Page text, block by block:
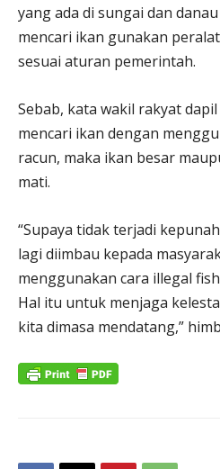
yang ada di sungai dan
mencari ikan gunakan
sesuai aturan pemerintah.
Sebab, kata wakil rakyat
mencari ikan dengan
racun, maka ikan besar
mati.
“Supaya tidak terjadi
lagi diimbau kepada
menggunakan cara illegal
Hal itu untuk menjaga
kita dimasa mendatang,”